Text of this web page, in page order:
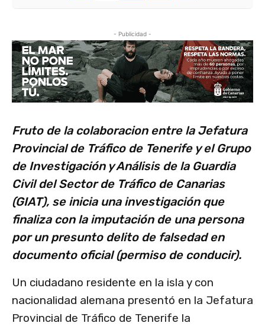
- Publicidad -
Fruto de la colaboracion entre la Jefatura
Provincial de Tráfico de Tenerife y el Grupo
de Investigación y Análisis de la Guardia
Civil del Sector de Tráfico de Canarias
(GIAT), se inicia una investigación que
finaliza con la imputación de una persona
por un presunto delito de falsedad en
documento oficial (permiso de conducir).
Un ciudadano residente en la isla y con
nacionalidad alemana presentó en la Jefatura
Provincial de Tráfico de Tenerife la